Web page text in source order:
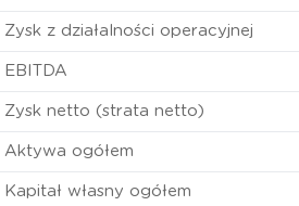
Zysk z działalności operacyjnej
EBITDA
Zysk netto (strata netto)
Aktywa ogółem
Kapitał własny ogółem